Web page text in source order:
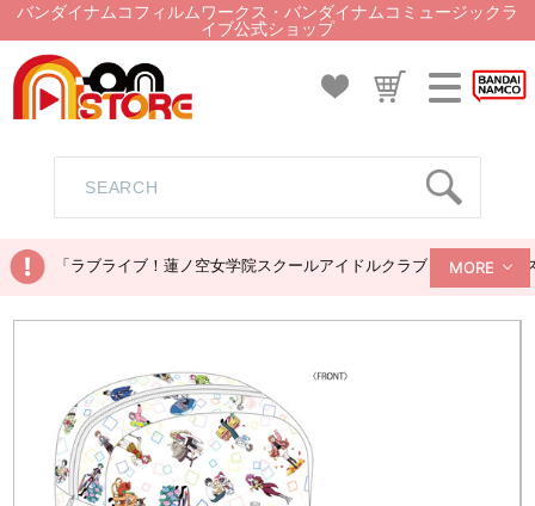
バンダイナムコフィルムワークス・バンダイナムコミュージックラ
イブ公式ショップ
「ラブライブ！蓮ノ空女学院スクールアイドルクラブ ぬいぐるみ
MORE